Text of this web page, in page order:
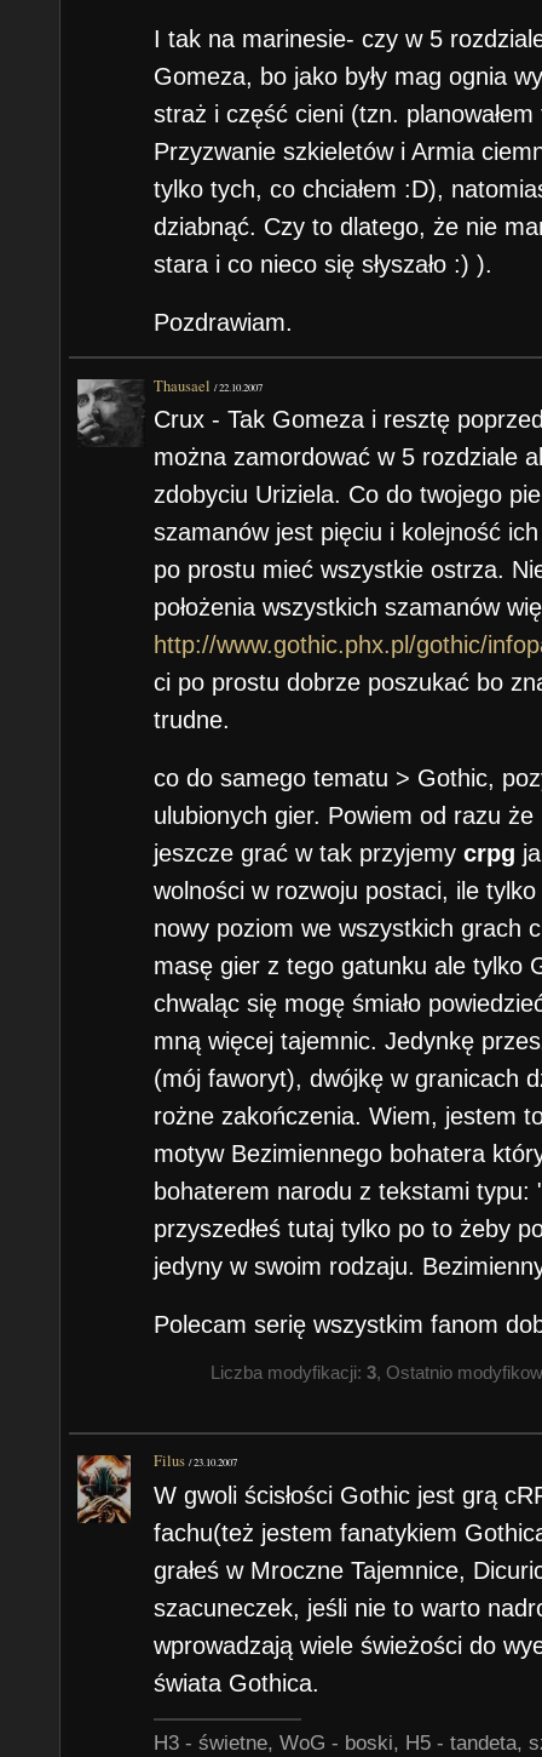
I tak na marinesie- czy w 5
Gomeza, bo jako były mag ognia
straż i część cieni (tzn.
Przyzwanie szkieletów i Armia
tylko tych, co chciałem :D),
dziabnąć. Czy to dlatego, że nie
stara i co nieco się słyszało :) ).
Pozdrawiam.
Thausael /22.10.2007
Crux - Tak Gomeza i resztę
można zamordować w 5 rozdziale
zdobyciu Uriziela. Co do twojego
szamanów jest pięciu i kolejność
po prostu mieć wszystkie ostrza.
położenia wszystkich szamanów
http://www.gothic.phx.pl/gothic/
ci po prostu dobrze poszukać bo
trudne.
co do samego tematu > Gothic,
ulubionych gier. Powiem od razu że
jeszcze grać w tak przyjemycrpg
wolności w rozwoju postaci, ile
nowy poziom we wszystkich grach
masę gier z tego gatunku ale tylko
chwaląc się mogę śmiało
mną więcej tajemnic. Jedynkę
(mój faworyt), dwójkę w granicach
rożne zakończenia. Wiem, jestem
motyw Bezimiennego bohatera
bohaterem narodu z tekstami typu:
przyszedłeś tutaj tylko po to żeby
jedyny w swoim rodzaju.
Polecam serię wszystkim fanom
Liczba modyfikacji: 3, Ostatnio
Filus /23.10.2007
W gwoli ścisłości Gothic jest grą
fachu(też jestem fanatykiem
grałeś w Mroczne Tajemnice,
szacuneczek, jeśli nie to warto
wprowadzają wiele świeżości do
świata Gothica.
H3 - świetne, WoG - boski, H5 - tandeta,